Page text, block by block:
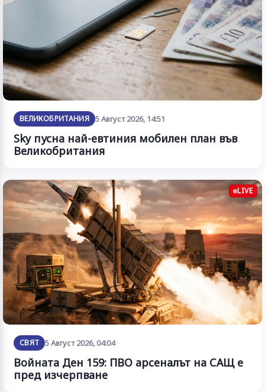
ВЕЛИКОБРИТАНИЯ 5 Август 2026, 14:51
Sky пусна най-евтиния мобилен план във
Великобритания
LIVE
СВЯТ 5 Август 2026, 04:04
Войната Ден 159: ПВО арсеналът на САЩ е
пред изчерпване